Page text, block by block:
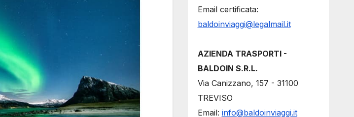
Email certificata:
baldoinviaggi@legalmail.it
AZIENDA TRASPORTI -
BALDOIN S.R.L.
Via Canizzano, 157 - 31100
TREVISO
Email: info@baldoinviaggi.it